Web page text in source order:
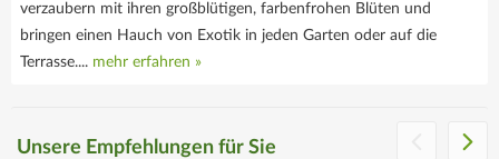
Geschenkgutscheine
verzaubern mit ihren großblütigen, farbenfrohen Blüten und
bringen einen Hauch von Exotik in jeden Garten oder auf die
Terrasse.... mehr erfahren »
Unsere Empfehlungen für Sie